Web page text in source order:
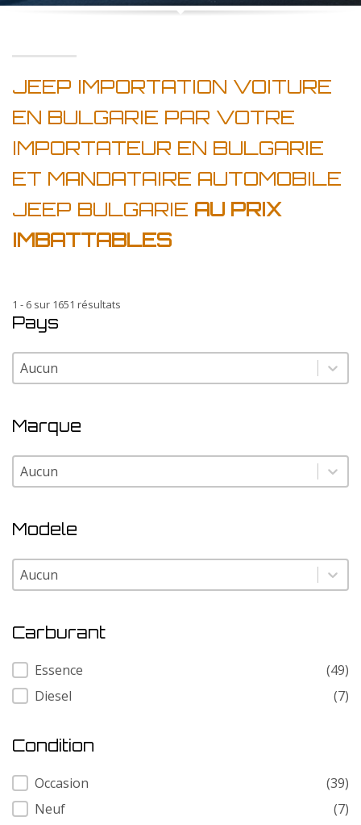
JEEP IMPORTATION VOITURE
EN BULGARIE PAR VOTRE
IMPORTATEUR EN BULGARIE
ET MANDATAIRE AUTOMOBILE
JEEP BULGARIE AU PRIX
IMBATTABLES
1 - 6 sur 1651 résultats
Pays
Pays
Pays
Marque
Marque
Marque
Modele
Modele
Modele
Carburant
Carburant
Essence
(49)
Diesel
(7)
Condition
Condition
Occasion
(39)
Neuf
(7)